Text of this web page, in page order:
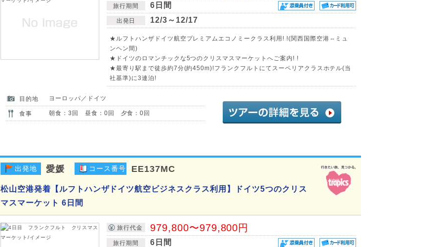
旅行期間 6日間
出発日 12/3～12/17
★ルフトハンザドイツ航空プレミアムエコノミークラス利用! !(関西国際空港⇔ミュ
ンヘン間)
★ドイツのロマンチックな5つのクリスマスマーケットへご案内! !
★最寄り駅まで徒歩約7分(約450m)!フランクフルトにてスーペリアクラスホテル(当
社基準)に3連泊!
目的地 ヨーロッパ／ドイツ
食事 朝食：3回 昼食：0回 夕食：0回
出発地 愛媛 コース番号 EE137MC
松山空港発着【ルフトハンザドイツ航空ビジネスクラス利用】ドイツ5つのクリス
マスマーケット 6日間
旅行代金 979,800〜979,800円
旅行期間 6日間